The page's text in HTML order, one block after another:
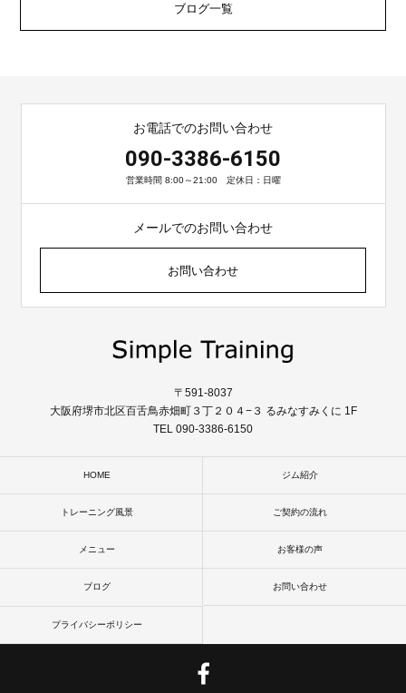
ブログ一覧
お電話でのお問い合わせ
090-3386-6150
営業時間 8:00～21:00 定休日：日曜
メールでのお問い合わせ
お問い合わせ
〒591-8037
大阪府堺市北区百舌鳥赤畑町３丁２０４−３ るみなすみくに 1F
TEL 090-3386-6150
HOME ジム紹介
トレーニング風景 ご契約の流れ
メニュー お客様の声
ブログ お問い合わせ
プライバシーポリシー